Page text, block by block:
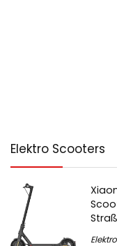
Elektro Scooters